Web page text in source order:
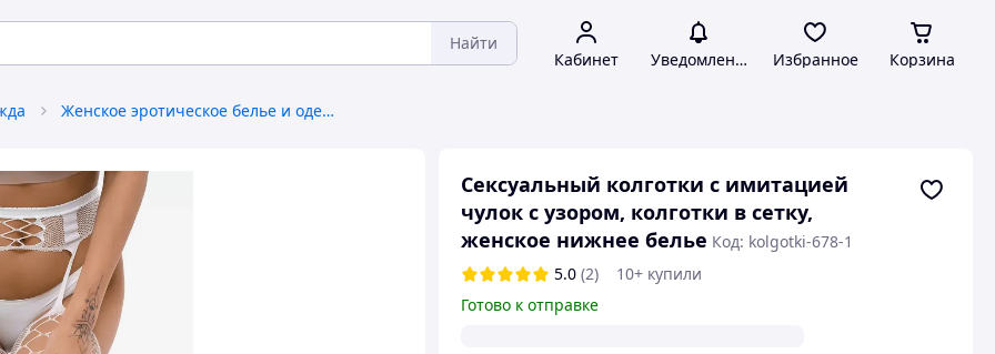
Найти
Кабинет Уведомления Избранное Корзина
Женское эротическое белье и одежда
Сексуальный колготки с имитацией
чулок с узором, колготки в сетку,
женское нижнее белье Код: kolgotki-678-1
5.0 (2)
10+ купили
Готово к отправке